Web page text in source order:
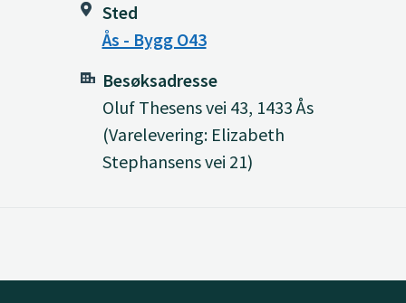
Sted
Ås - Bygg O43
Besøksadresse
Oluf Thesens vei 43, 1433 Ås
(Varelevering: Elizabeth
Stephansens vei 21)